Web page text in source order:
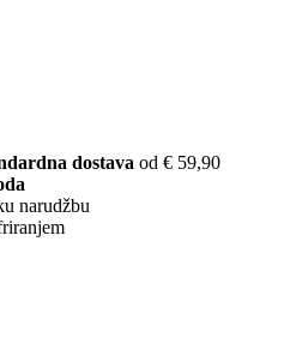
dostava od € 59,90
narudžbu